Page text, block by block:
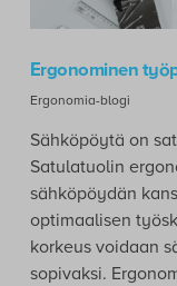
Ergonominen
Ergonomia-blogi
Sähköpöytä on
Satulatuolin
sähköpöydän
optimaalisen
korkeus voidaan
sopivaksi.